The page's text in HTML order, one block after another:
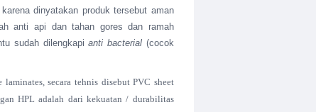
karena dinyatakan produk tersebut aman
anti api dan tahan gores dan ramah
sudah dilengkapianti bacterial (cocok
secara tehnis disebut PVC sheet
HPL adalah dari kekuatan / durabilitas